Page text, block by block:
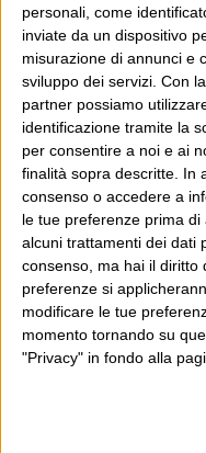
personali, come
inviate da un dispositivo
misurazione di annunci e
sviluppo dei servizi. Con
partner possiamo
identificazione tramite la
per consentire a noi e ai
finalità sopra descritte. In
consenso o accedere a
le tue preferenze prima di
alcuni trattamenti dei dati
consenso, ma hai il diritto
preferenze si
modificare le tue
momento tornando su
"Privacy" in fondo alla
POST PRECEDENTE
Senso della misura
E per i regali di Natale